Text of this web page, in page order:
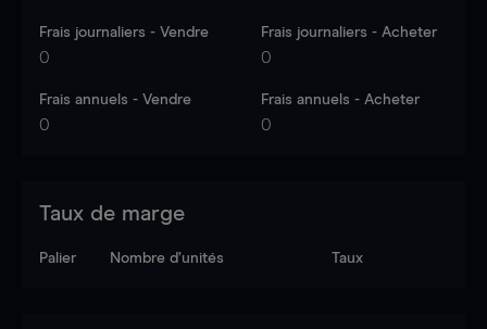
Frais journaliers - Vendre
0
Frais journaliers - Acheter
0
Frais annuels - Vendre
0
Frais annuels - Acheter
0
Taux de marge
Palier Nombre d’unités Taux